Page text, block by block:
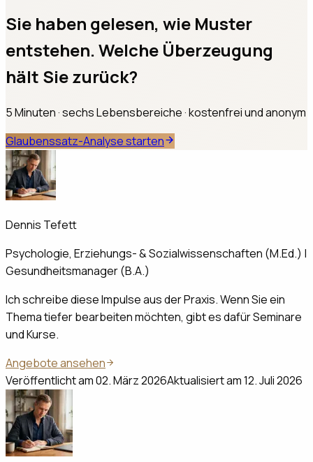
Sie haben gelesen, wie Muster
entstehen. Welche Überzeugung
hält Sie zurück?
5 Minuten · sechs Lebensbereiche · kostenfrei und anonym
Glaubenssatz-Analyse starten
Dennis Tefett
Psychologie, Erziehungs- & Sozialwissenschaften (M.Ed.) |
Gesundheitsmanager (B.A.)
Ich schreibe diese Impulse aus der Praxis. Wenn Sie ein
Thema tiefer bearbeiten möchten, gibt es dafür Seminare
und Kurse.
Angebote ansehen
Veröffentlicht am02. März 2026Aktualisiert am12. Juli 2026